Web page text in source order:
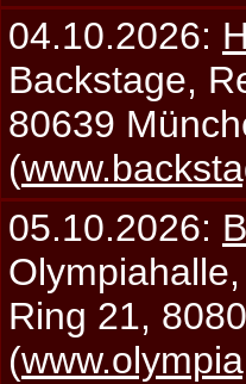
04.10.2026:
Backstage,
80639
(
05.10.2026:
Ring 21,
(